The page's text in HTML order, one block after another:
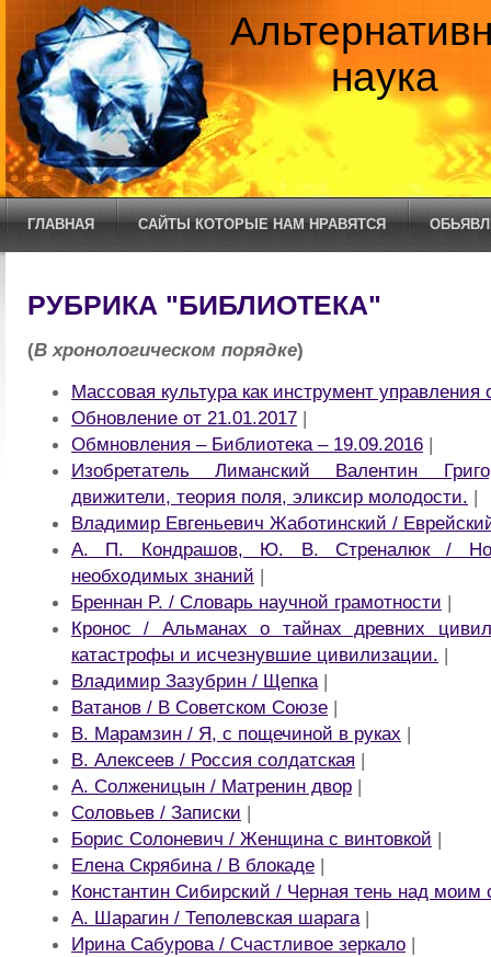
наука
ГЛАВНАЯ САЙТЫ КОТОРЫЕ НАМ НРАВЯТСЯ
РУБРИКА "БИБЛИОТЕКА"
(В хронологическом порядке)
Массовая культура как инструмент
Обновление от 21.01.2017 |
Обмновления – Библиотека – 19.09.2016 |
Изобретатель Лиманский Валентин
движители, теория поля, эликсир молодости. |
Владимир Евгеньевич Жаботинский /
А. П. Кондрашов, Ю. В. Стреналюк /
необходимых знаний |
Бреннан P. / Словарь научной грамотности |
Кронос / Альманах о тайнах древних
катастрофы и исчезнувшие цивилизации. |
Владимир Зазубрин / Щепка|
Ватанов / В Советском Союзе |
В. Марамзин / Я, с пощечиной в руках |
В. Алексеев / Россия солдатская |
A. Солженицын / Матренин двор |
Соловьев / Записки |
Борис Солоневич / Женщина с винтовкой |
Елена Скрябина / В блокаде |
Константин Сибирский / Черная тень над моим
А. Шарагин / Теполевская шарага|
Ирина Сабурова / Счастливое зеркало |